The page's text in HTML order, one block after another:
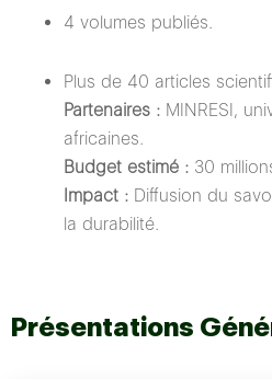
4 volumes publiés.
Plus de 40 articles
Partenaires : MINRESI,
africaines.
Budget estimé : 30
Impact : Diffusion du
la durabilité.
Présentations